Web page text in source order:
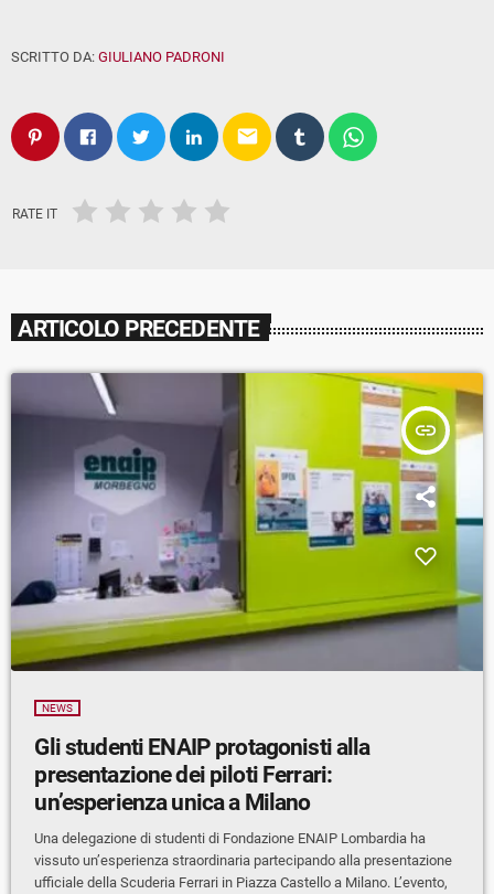
SCRITTO DA: GIULIANO PADRONI
email
RATE IT
ARTICOLO PRECEDENTE
insert_link
NEWS
Gli studenti ENAIP protagonisti alla
presentazione dei piloti Ferrari:
un’esperienza unica a Milano
Una delegazione di studenti di Fondazione ENAIP Lombardia ha
vissuto un’esperienza straordinaria partecipando alla presentazione
ufficiale della Scuderia Ferrari in Piazza Castello a Milano. L’evento,